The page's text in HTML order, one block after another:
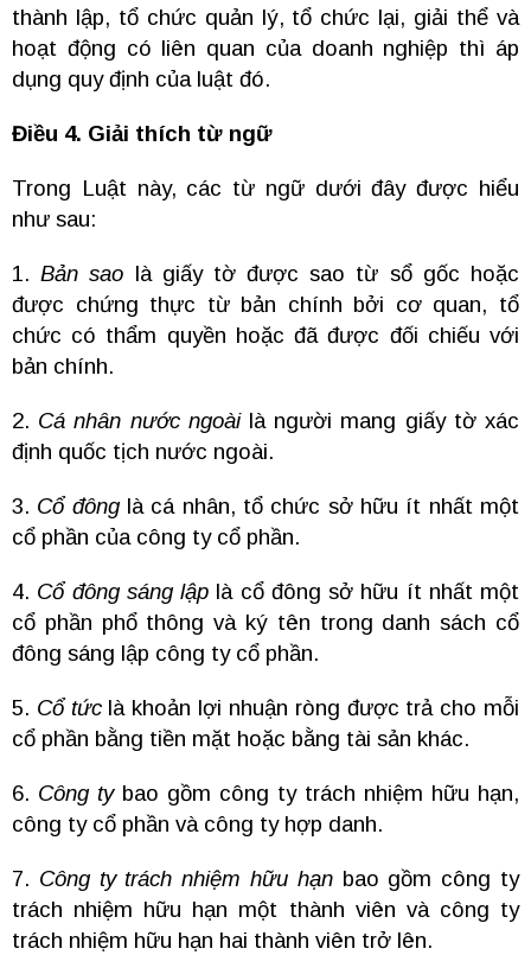
thành lập, tổ chức quản lý, tổ chức lại, giải thể và
hoạt động có liên quan của doanh nghiệp thì áp
dụng quy định của luật đó.
Điều 4. Giải thích từ ngữ
Trong Luật này, các từ ngữ dưới đây được hiểu
như sau:
1.Bản sao là giấy tờ được sao từ sổ gốc hoặc
được chứng thực từ bản chính bởi cơ quan, tổ
chức có thẩm quyền hoặc đã được đối chiếu với
bản chính.
2. Cá nhân nước ngoàilà người mang giấy tờ xác
định quốc tịch nước ngoài.
3. Cổ đônglà cá nhân, tổ chức sở hữu ít nhất một
cổ phần của công ty cổ phần.
4. Cổ đông sáng lập là cổ đông sở hữu ít nhất một
cổ phần phổ thông và ký tên trong danh sách cổ
đông sáng lập công ty cổ phần.
5. Cổ tứclà khoản lợi nhuận ròng được trả cho mỗi
cổ phần bằng tiền mặt hoặc bằng tài sản khác.
6. Công tybao gồm công ty trách nhiệm hữu hạn,
công ty cổ phần và công ty hợp danh.
7. Công ty trách nhiệm hữu hạnbao gồm công ty
trách nhiệm hữu hạn một thành viên và công ty
trách nhiệm hữu hạn hai thành viên trở lên.